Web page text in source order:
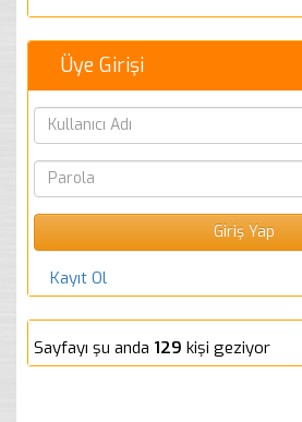
Üye Girişi
Kayıt Ol
Sayfayı şu anda 129 kişi geziyor